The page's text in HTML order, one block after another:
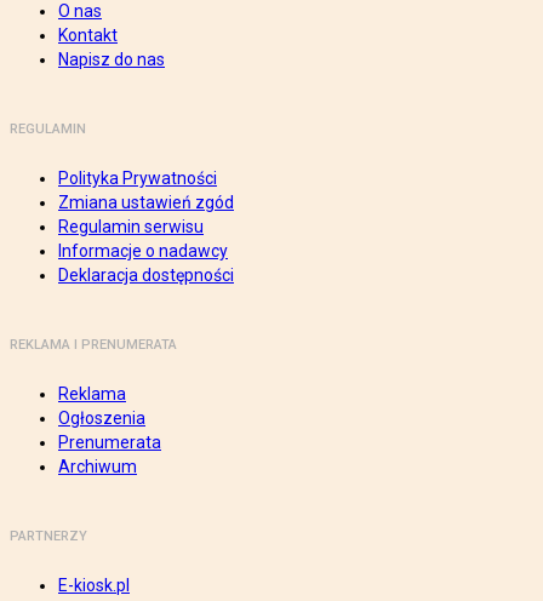
O nas
Kontakt
Napisz do nas
REGULAMIN
Polityka Prywatności
Zmiana ustawień zgód
Regulamin serwisu
Informacje o nadawcy
Deklaracja dostępności
REKLAMA I PRENUMERATA
Reklama
Ogłoszenia
Prenumerata
Archiwum
PARTNERZY
E-kiosk.pl